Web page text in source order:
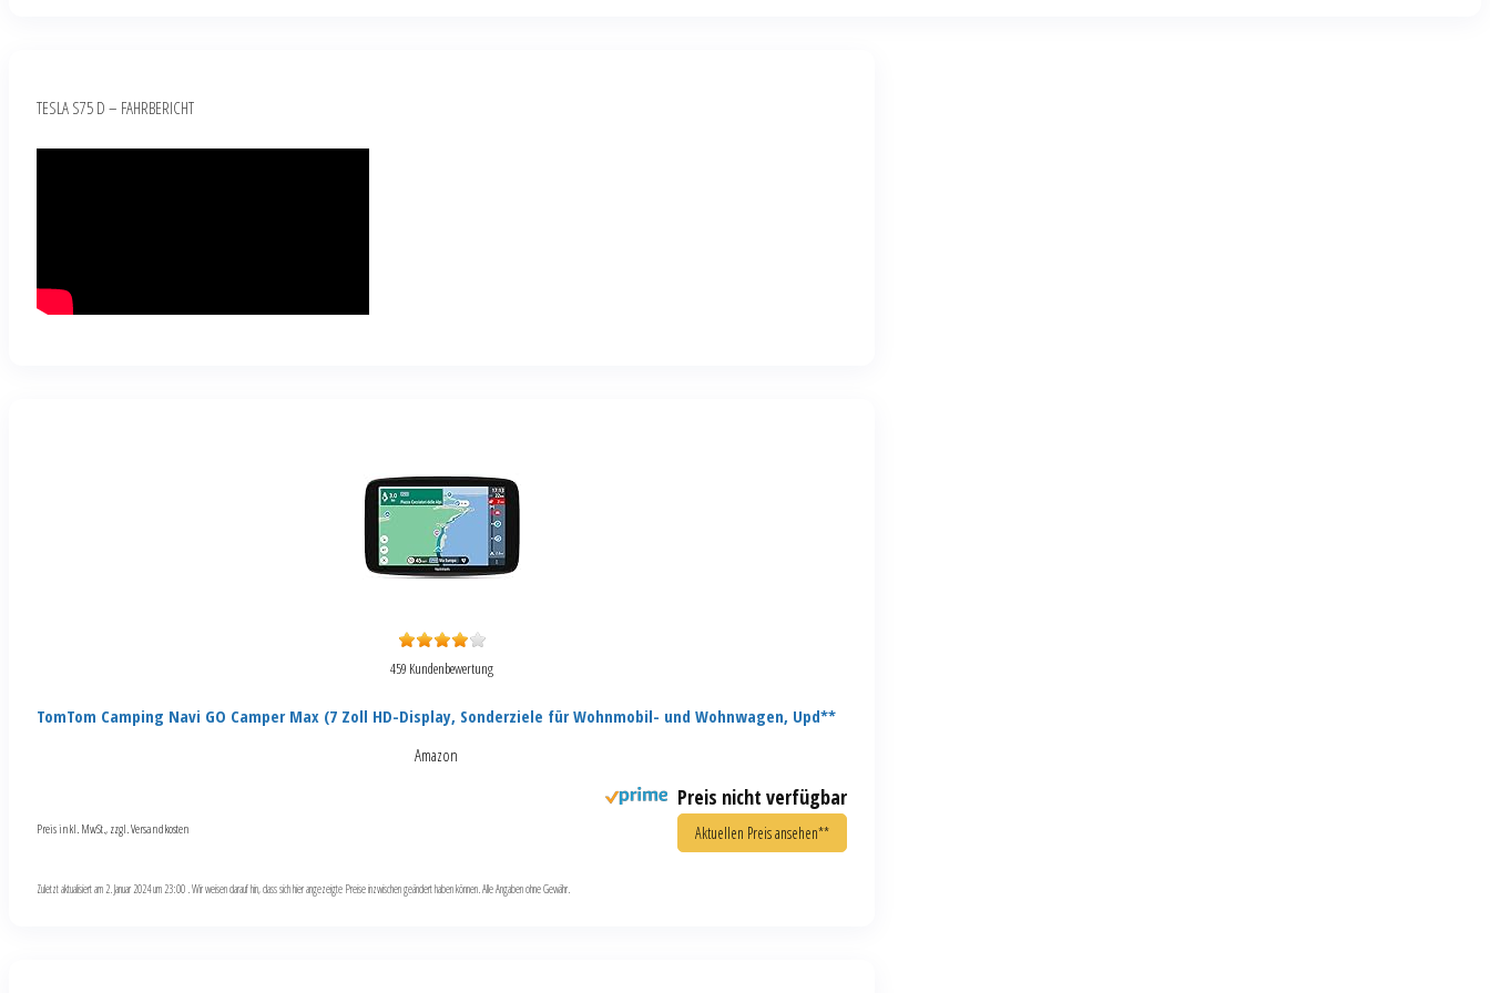
TESLA S75 D – FAHRBERICHT
459 Kundenbewertung
TomTom Camping Navi GO Camper Max (7 Zoll HD-Display, Sonderziele für Wohnmobil- und Wohnwagen, Upd**
Amazon
Preis nicht verfügbar
Aktuellen Preis ansehen**
Preis inkl. MwSt., zzgl. Versandkosten
Zuletzt aktualisiert am 2. Januar 2024 um 23:00 . Wir weisen darauf hin, dass sich hier angezeigte Preise inzwischen geändert haben können. Alle Angaben ohne Gewähr.